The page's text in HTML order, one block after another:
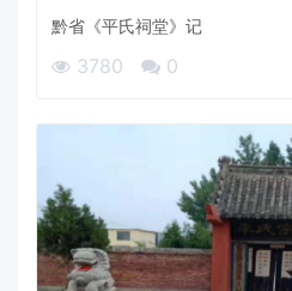
黔省《平氏祠堂》记
3780 0